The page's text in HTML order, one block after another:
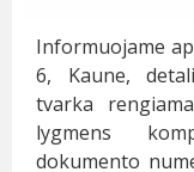
Informuojame
6, Kaune,
tvarka
lygmens
dokumento